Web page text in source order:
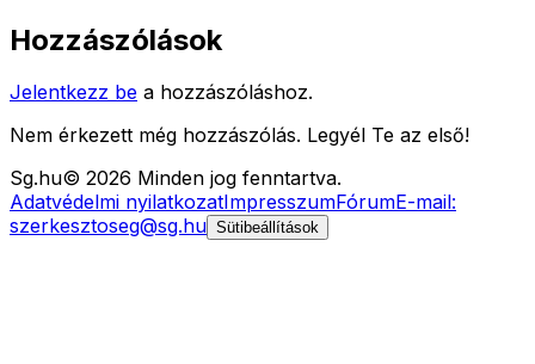
Hozzászólások
Jelentkezz be a hozzászóláshoz.
Nem érkezett még hozzászólás. Legyél Te az első!
Sg.hu© 2026 Minden jog fenntartva.
Adatvédelmi nyilatkozatImpresszumFórumE-mail:
szerkesztoseg@sg.hu Sütibeállítások